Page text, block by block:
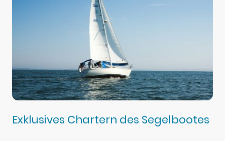
Exklusives Chartern des Segelbootes